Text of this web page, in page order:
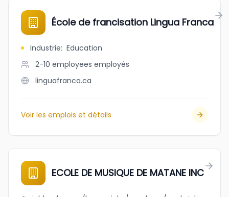
École de francisation Lingua Franca
Industrie: Education
2-10 employees employés
linguafranca.ca
Voir les emplois et détails
ECOLE DE MUSIQUE DE MATANE INC